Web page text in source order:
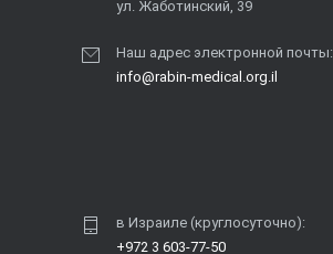
ул. Жаботинский, 39
Наш адрес электронной почты:
info@rabin-medical.org.il
в Израиле (круглосуточно):
+972 3 603-77-50